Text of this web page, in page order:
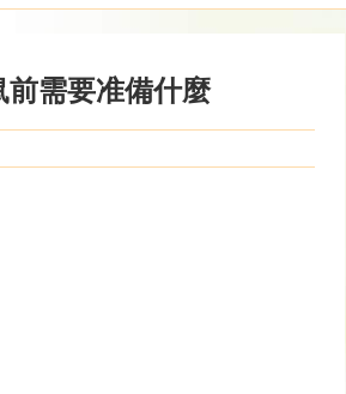
需要准備什麼